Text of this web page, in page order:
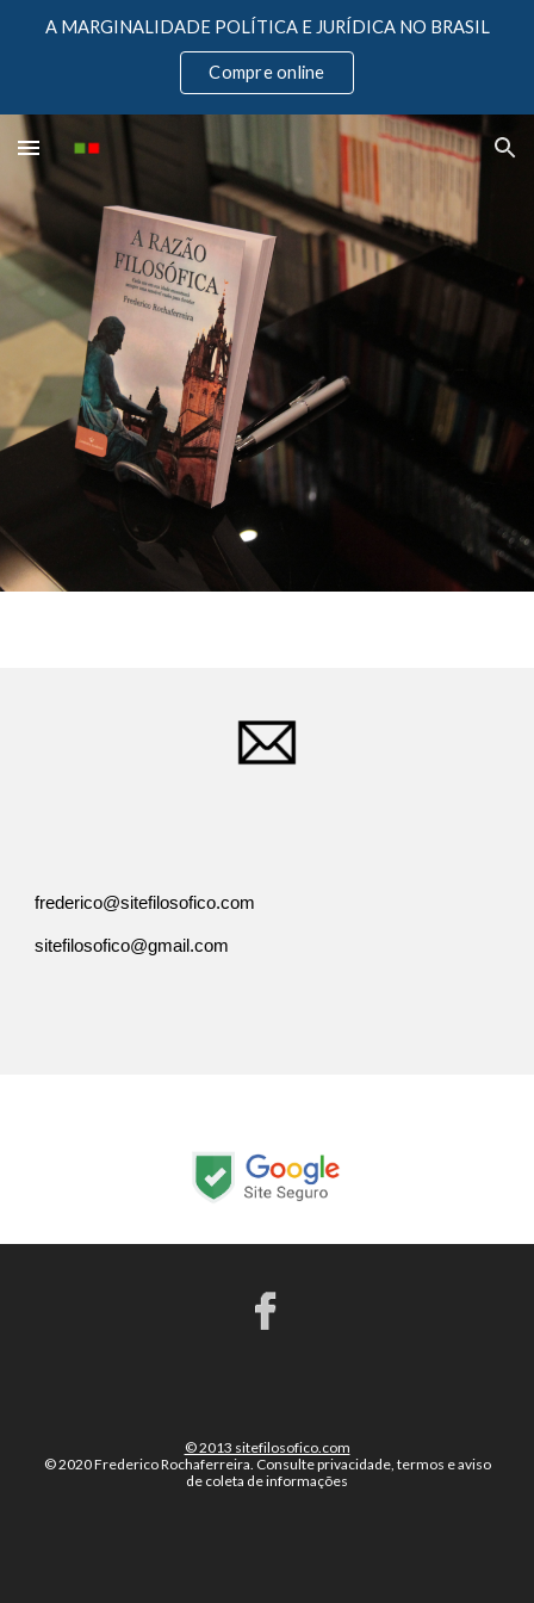
A MARGINALIDADE POLÍTICA E JURÍDICA NO BRASIL
Compre online
frederico@sitefilosofico.com
sitefilosofico@gmail.com
© 2013 sitefilosofico.com
© 2020 Frederico Rochaferreira. Consulte privacidade, termos e aviso
de coleta de informações